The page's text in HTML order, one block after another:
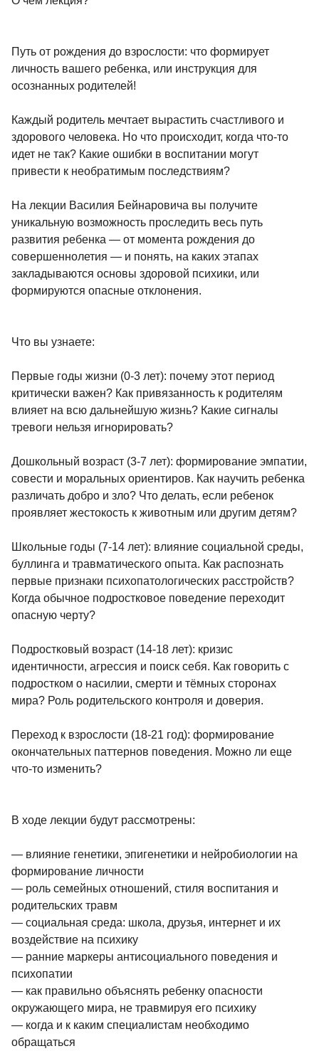
Путь от рождения до взрослости: что формирует
личность вашего ребенка, или инструкция для
осознанных родителей!
Каждый родитель мечтает вырастить счастливого и
здорового человека. Но что происходит, когда что-то
идет не так? Какие ошибки в воспитании могут
привести к необратимым последствиям?
На лекции Василия Бейнаровича вы получите
уникальную возможность проследить весь путь
развития ребенка — от момента рождения до
совершеннолетия — и понять, на каких этапах
закладываются основы здоровой психики, или
формируются опасные отклонения.
Что вы узнаете:
Первые годы жизни (0-3 лет): почему этот период
критически важен? Как привязанность к родителям
влияет на всю дальнейшую жизнь? Какие сигналы
тревоги нельзя игнорировать?
Дошкольный возраст (3-7 лет): формирование эмпатии,
совести и моральных ориентиров. Как научить ребенка
различать добро и зло? Что делать, если ребенок
проявляет жестокость к животным или другим детям?
Школьные годы (7-14 лет): влияние социальной среды,
буллинга и травматического опыта. Как распознать
первые признаки психопатологических расстройств?
Когда обычное подростковое поведение переходит
опасную черту?
Подростковый возраст (14-18 лет): кризис
идентичности, агрессия и поиск себя. Как говорить с
подростком о насилии, смерти и тёмных сторонах
мира? Роль родительского контроля и доверия.
Переход к взрослости (18-21 год): формирование
окончательных паттернов поведения. Можно ли еще
что-то изменить?
В ходе лекции будут рассмотрены:
— влияние генетики, эпигенетики и нейробиологии на
формирование личности
— роль семейных отношений, стиля воспитания и
родительских травм
— социальная среда: школа, друзья, интернет и их
воздействие на психику
— ранние маркеры антисоциального поведения и
психопатии
— как правильно объяснять ребенку опасности
окружающего мира, не травмируя его психику
— когда и к каким специалистам необходимо
обращаться